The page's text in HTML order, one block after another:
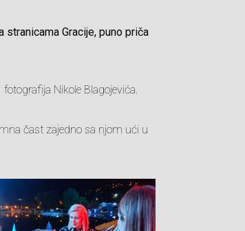
Gracije, puno priča
Nikole Blagojevića.
čast zajedno sa njom ući u